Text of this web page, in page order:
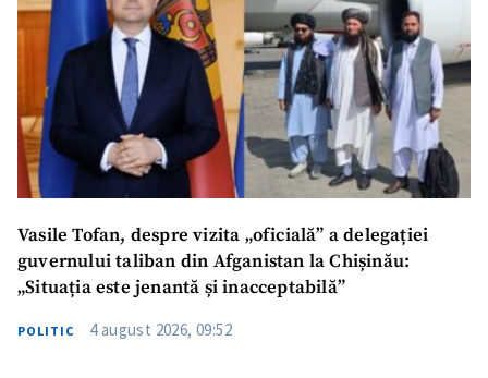
Vasile Tofan, despre vizita „oficială” a delegației
guvernului taliban din Afganistan la Chișinău:
„Situația este jenantă și inacceptabilă”
POLITIC 4 august 2026, 09:52